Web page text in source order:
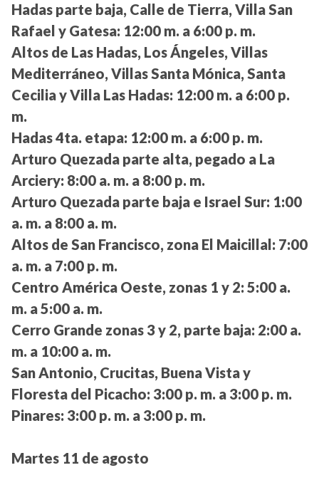
Hadas parte baja, Calle de Tierra, Villa San
Rafael y Gatesa: 12:00 m. a 6:00 p. m.
Altos de Las Hadas, Los Ángeles, Villas
Mediterráneo, Villas Santa Mónica, Santa
Cecilia y Villa Las Hadas: 12:00 m. a 6:00 p.
m.
Hadas 4ta. etapa: 12:00 m. a 6:00 p. m.
Arturo Quezada parte alta, pegado a La
Arciery: 8:00 a. m. a 8:00 p. m.
Arturo Quezada parte baja e Israel Sur: 1:00
a. m. a 8:00 a. m.
Altos de San Francisco, zona El Maicillal: 7:00
a. m. a 7:00 p. m.
Centro América Oeste, zonas 1 y 2: 5:00 a.
m. a 5:00 a. m.
Cerro Grande zonas 3 y 2, parte baja: 2:00 a.
m. a 10:00 a. m.
San Antonio, Crucitas, Buena Vista y
Floresta del Picacho: 3:00 p. m. a 3:00 p. m.
Pinares: 3:00 p. m. a 3:00 p. m.
Martes 11 de agosto